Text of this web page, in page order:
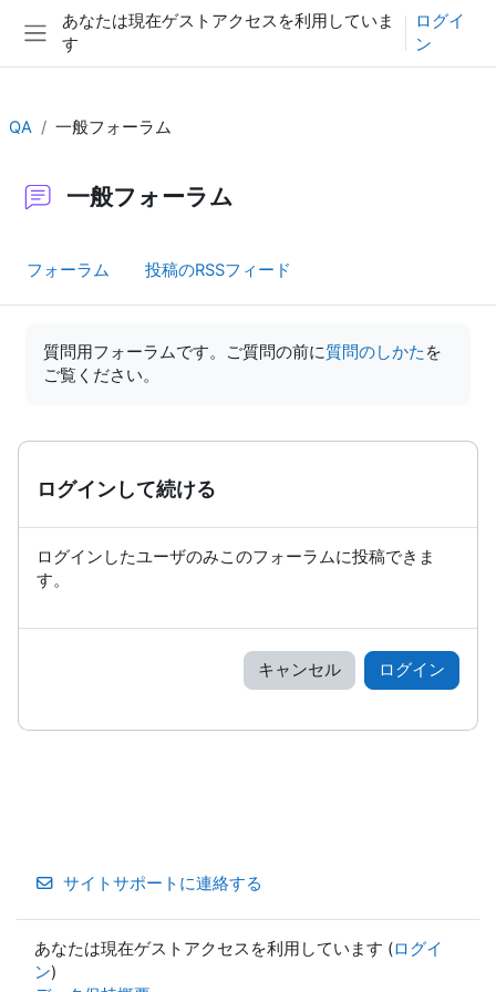
メインコンテンツへスキップする
サイドパネル
あなたは現在ゲストアクセスを利用していま
す
ログイ
ン
QA 一般フォーラム
一般フォーラム
フォーラム 投稿のRSSフィード
質問用フォーラムです。ご質問の前に質問のしかた を
ご覧ください。
ログインして続ける
ログインしたユーザのみこのフォーラムに投稿できま
す。
キャンセル ログイン
サイトサポートに連絡する
あなたは現在ゲストアクセスを利用しています (ログイ
ン)